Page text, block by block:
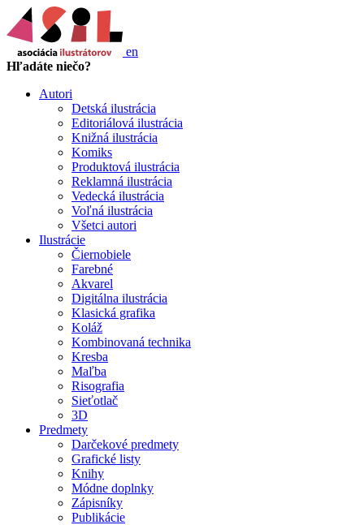
en
Hľadáte niečo?
Autori
Detská ilustrácia
Editoriálová ilustrácia
Knižná ilustrácia
Komiks
Produktová ilustrácia
Reklamná ilustrácia
Vedecká ilustrácia
Voľná ilustrácia
Všetci autori
Ilustrácie
Čiernobiele
Farebné
Akvarel
Digitálna ilustrácia
Klasická grafika
Koláž
Kombinovaná technika
Kresba
Maľba
Risografia
Sieťotlač
3D
Predmety
Darčekové predmety
Grafické listy
Knihy
Módne doplnky
Zápisníky
Publikácie